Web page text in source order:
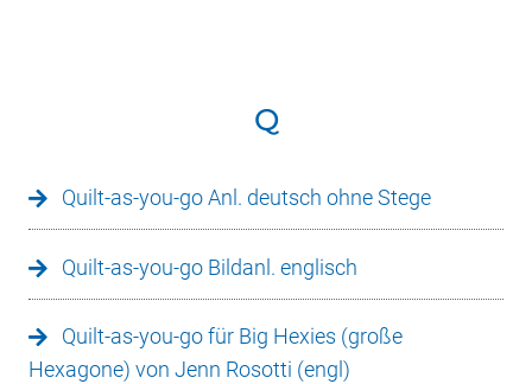
Q
Quilt-as-you-go Anl. deutsch ohne Stege
Quilt-as-you-go Bildanl. englisch
Quilt-as-you-go für Big Hexies (große
Hexagone) von Jenn Rosotti (engl)